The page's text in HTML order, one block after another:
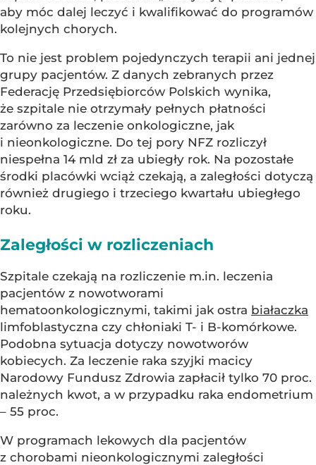
aby móc dalej leczyć i kwalifikować do programów
kolejnych chorych.
To nie jest problem pojedynczych terapii ani jednej
grupy pacjentów. Z danych zebranych przez
Federację Przedsiębiorców Polskich wynika,
że szpitale nie otrzymały pełnych płatności
zarówno za leczenie onkologiczne, jak
i nieonkologiczne. Do tej pory NFZ rozliczył
niespełna 14 mld zł za ubiegły rok. Na pozostałe
środki placówki wciąż czekają, a zaległości dotyczą
również drugiego i trzeciego kwartału ubiegłego
roku.
Zaległości w rozliczeniach
Szpitale czekają na rozliczenie m.in. leczenia
pacjentów z nowotworami
hematoonkologicznymi, takimi jak ostra białaczka
limfoblastyczna czy chłoniaki T- i B-komórkowe.
Podobna sytuacja dotyczy nowotworów
kobiecych. Za leczenie raka szyjki macicy
Narodowy Fundusz Zdrowia zapłacił tylko 70 proc.
należnych kwot, a w przypadku raka endometrium
– 55 proc.
W programach lekowych dla pacjentów
z chorobami nieonkologicznymi zaległości